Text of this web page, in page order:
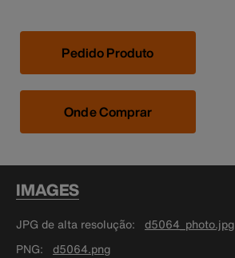
Pedido Produto
Onde Comprar
IMAGES
JPG de alta resolução
d5064_photo.jpg
PNG
d5064.png